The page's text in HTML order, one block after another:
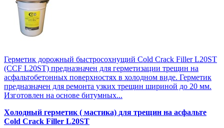
Герметик дорожный быстросохнущий Cold Crack Filler L20SТ
(CCF L20SТ) предназначен для герметизации трещин на
асфальтобетонных поверхностях в холодном виде. Герметик
предназначен для ремонта узких трещин шириной до 20 мм.
Изготовлен на основе битумных...
Холодный герметик ( мастика) для трещин на асфальте
Cold Crack Filler L20SТ